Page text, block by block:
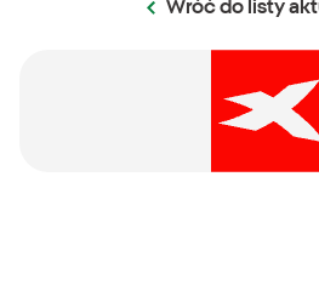
Wróć do listy